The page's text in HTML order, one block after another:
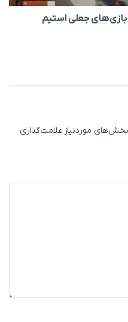
بازی‌های جعلی استیم
بخش‌های موردنیاز علامت‌گذاری